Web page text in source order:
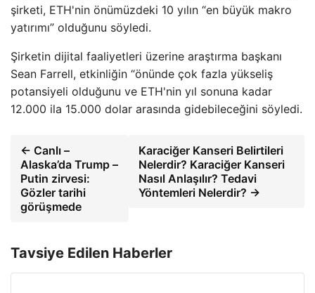
şirketi, ETH'nin önümüzdeki 10 yılın “en büyük makro
yatırımı” olduğunu söyledi.
Şirketin dijital faaliyetleri üzerine araştırma başkanı
Sean Farrell, etkinliğin “önünde çok fazla yükseliş
potansiyeli olduğunu ve ETH'nin yıl sonuna kadar
12.000 ila 15.000 dolar arasında gidebileceğini söyledi.
← Canlı –
Alaska’da Trump –
Putin zirvesi:
Gözler tarihi
görüşmede
Karaciğer Kanseri Belirtileri
Nelerdir? Karaciğer Kanseri
Nasıl Anlaşılır? Tedavi
Yöntemleri Nelerdir? →
Tavsiye Edilen Haberler